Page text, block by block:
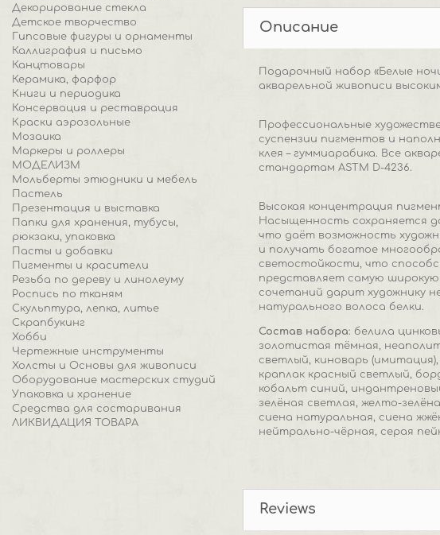
Декорирование стекла
Детское творчество
Гипсовые фигуры и орнаменты
Каллиграфия и письмо
Канцтовары
Керамика, фарфор
Книги и периодика
Консервация и реставрация
Краски аэрозольные
Мозаика
Маркеры и роллеры
МОДЕЛИЗМ
Мольберты этюдники и мебель
Пастель
Презентация и выставка
Папки для хранения, тубусы,
рюкзаки, упаковка
Пасты и добавки
Пигменты и красители
Резьба по дереву и линолеуму
Роспись по тканям
Скульптура, лепка, литье
Скрапбукинг
Хобби
Чертежные инструменты
Холсты и Основы для живописи
Оборудование мастерских студий
Упаковка и хранение
Средства для состаривания
ЛИКВИДАЦИЯ ТОВАРА
Описание
Подарочный набор «Белые
акварельной живописи
Профессиональные
суспензии пигментов и
клея – гуммиарабика. Все
стандартам ASTM D-4236.
Высокая концентрация
Насыщенность сохраняется
что даёт возможность
и получать богатое
светостойкости, что
представляет самую
сочетаний дарит художнику
натурального волоса белки.
Состав набора: белила
золотистая тёмная,
светлый, киноварь
краплак красный светлый,
кобальт синий,
зелёная светлая, желто-
сиена натуральная, сиена
нейтрально-чёрная, серая
Reviews